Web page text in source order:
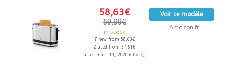
58,63€
59,99€
in stock
7 new from 58,63€
2 used from 37,51€
as of mars 19, 2020 6:02
Voir ce modèle
Amazon.fr